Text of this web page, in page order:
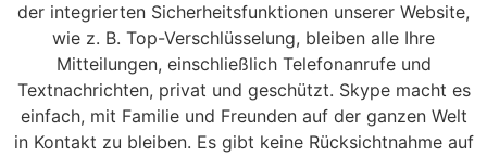
der integrierten Sicherheitsfunktionen unserer Website,
wie z. B. Top-Verschlüsselung, bleiben alle Ihre
Mitteilungen, einschließlich Telefonanrufe und
Textnachrichten, privat und geschützt. Skype macht es
einfach, mit Familie und Freunden auf der ganzen Welt
in Kontakt zu bleiben. Es gibt keine Rücksichtnahme auf